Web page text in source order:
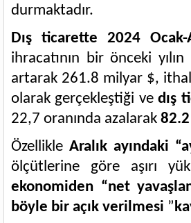
durmaktadır.
Dış ticarette 2024 Ocak-
ihracatının bir önceki
artarak 261.8 milyar $,
olarak gerçekleştiği vedış
22,7 oranında azalarak
Özellikle Aralık ayındaki
ölçütlerine göre aşırı
ekonomiden “net
böyle bir açık verilmesi ”